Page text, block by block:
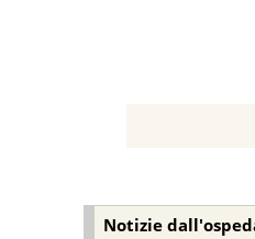
Notizie